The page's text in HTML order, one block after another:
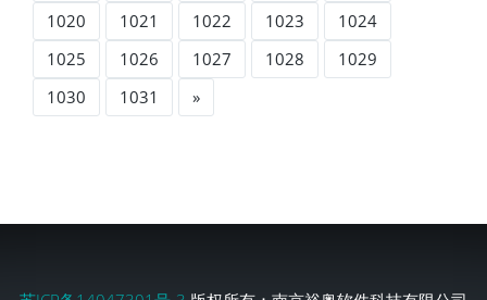
1020
1021 1022 1023
1024
1025
1026 1027 1028
1029
1030
1031 »